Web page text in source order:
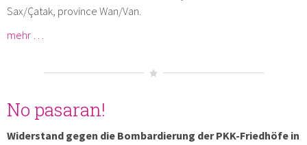
Sax/Çatak, province Wan/Van.
mehr …
No pasaran!
Widerstand gegen die Bombardierung der PKK-Friedhöfe in